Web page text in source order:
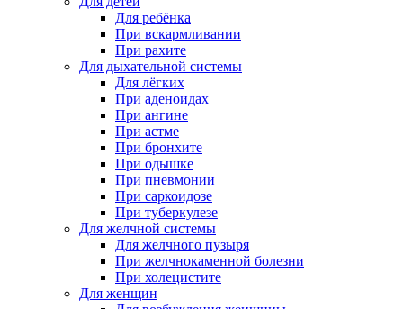
Для ребёнка
При вскармливании
При рахите
Для дыхательной системы
Для лёгких
При аденоидах
При ангине
При астме
При бронхите
При одышке
При пневмонии
При саркоидозе
При туберкулезе
Для желчной системы
Для желчного пузыря
При желчнокаменной болезни
При холецистите
Для женщин